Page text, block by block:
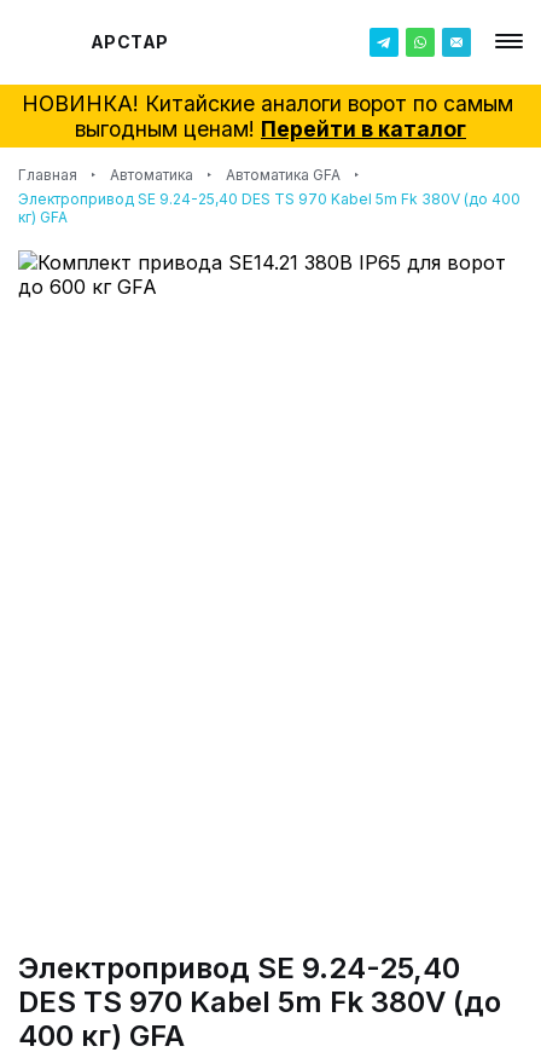
АРСТАР
НОВИНКА! Китайские аналоги ворот по самым
выгодным ценам! Перейти в каталог
Главная Автоматика
Автоматика GFA
Электропривод SE 9.24-25,40 DES TS 970 Kabel 5m Fk 380V (до 400
кг) GFA
Электропривод SE 9.24-25,40
DES TS 970 Kabel 5m Fk 380V (до
400 кг) GFA